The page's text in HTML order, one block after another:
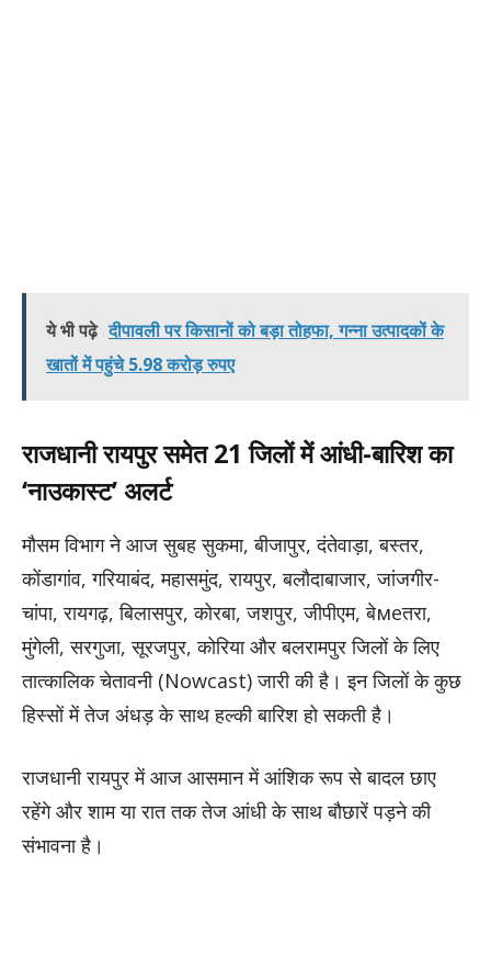
ये भी पढ़े दीपावली पर किसानों को बड़ा तोहफा, गन्ना उत्पादकों के
खातों में पहुंचे 5.98 करोड़ रुपए
राजधानी रायपुर समेत 21 जिलों में आंधी-बारिश का
‘नाउकास्ट’ अलर्ट
मौसम विभाग ने आज सुबह सुकमा, बीजापुर, दंतेवाड़ा, बस्तर,
कोंडागांव, गरियाबंद, महासमुंद, रायपुर, बलौदाबाजार, जांजगीर-
चांपा, रायगढ़, बिलासपुर, कोरबा, जशपुर, जीपीएम, बेмеतरा,
मुंगेली, सरगुजा, सूरजपुर, कोरिया और बलरामपुर जिलों के लिए
तात्कालिक चेतावनी (Nowcast) जारी की है। इन जिलों के कुछ
हिस्सों में तेज अंधड़ के साथ हल्की बारिश हो सकती है।
राजधानी रायपुर में आज आसमान में आंशिक रूप से बादल छाए
रहेंगे और शाम या रात तक तेज आंधी के साथ बौछारें पड़ने की
संभावना है।